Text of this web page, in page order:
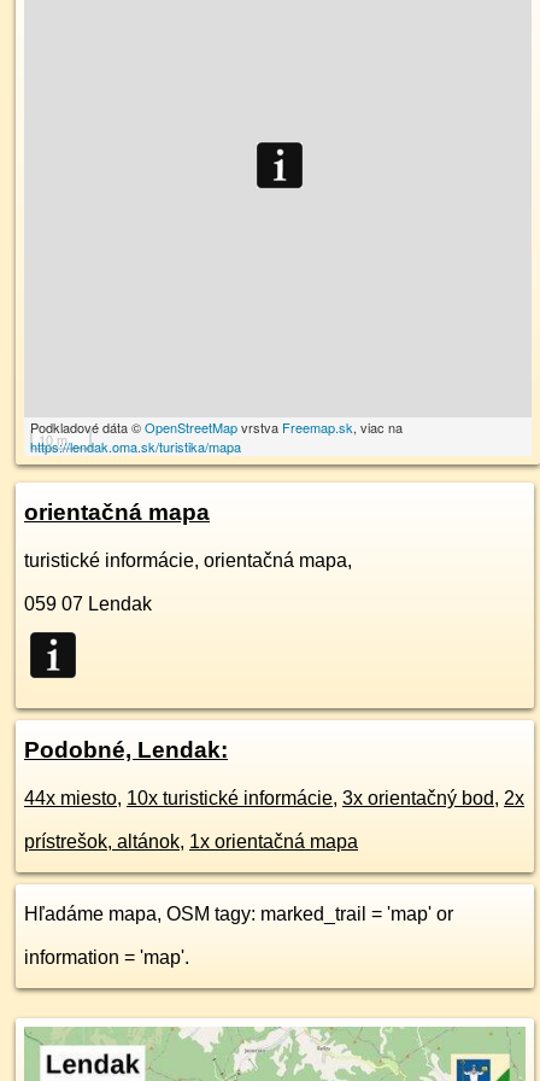
10 m
Podkladové dáta ©OpenStreetMapvrstva Freemap.sk, viac na
https://lendak.oma.sk/turistika/mapa
orientačná mapa
turistické informácie, orientačná mapa,
059 07 Lendak
Podobné, Lendak:
44x miesto, 10x turistické informácie, 3x orientačný bod, 2x
prístrešok, altánok, 1x orientačná mapa
Hľadáme mapa, OSM tagy: marked_trail = 'map' or
information = 'map'.